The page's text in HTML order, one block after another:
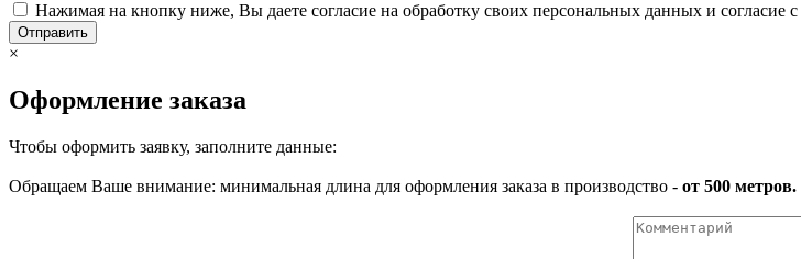
Нажимая на кнопку ниже, Вы даете согласие на обработку своих персональных данных и согласие с
Отправить
×
Оформление заказа
Чтобы оформить заявку, заполните данные:
Обращаем Ваше внимание: минимальная длина для оформления заказа в производство - от 500 метров.